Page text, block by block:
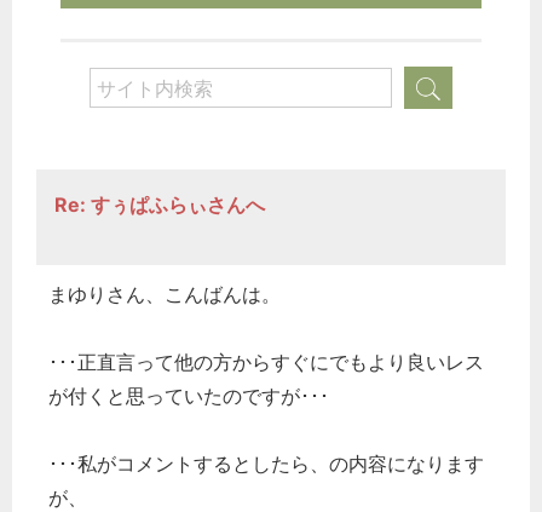
Re: すぅぱふらぃさんへ
まゆりさん、こんばんは。
･･･正直言って他の方からすぐにでもより良いレス
が付くと思っていたのですが･･･
･･･私がコメントするとしたら、の内容になります
が、